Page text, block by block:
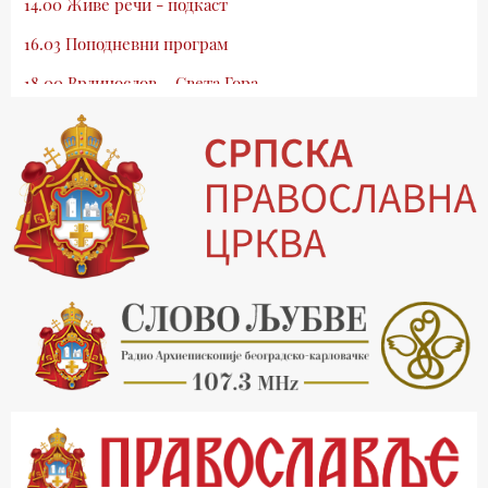
14.00 Живе речи - подкаст
16.03 Поподневни програм
18.00 Врлинослов – Света Гора
19.03 Атлас памћења
19.30 Вечерње молитве
20.00 Вести из Цркве
20.15 Реч архијереја
20.30 Млади у Цркви
21.03 Гугл пита
22.03 Црквена предавања и трибине
23.00 Питања и одговори
00.03 Гугл пита
01.03 Живе речи - подкаст